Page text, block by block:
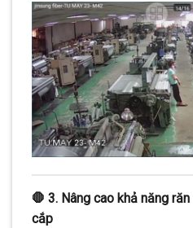
🛑 3. Nâng cao khả năng
cắp